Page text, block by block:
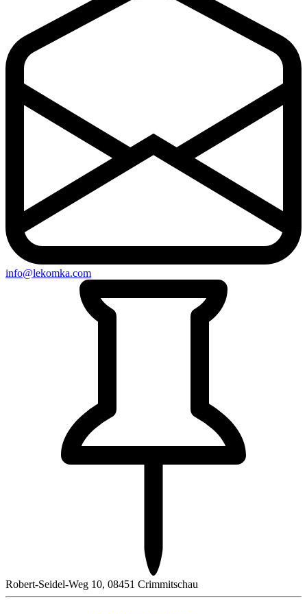
info@lekomka.com
Robert-Seidel-Weg 10, 08451 Crimmitschau